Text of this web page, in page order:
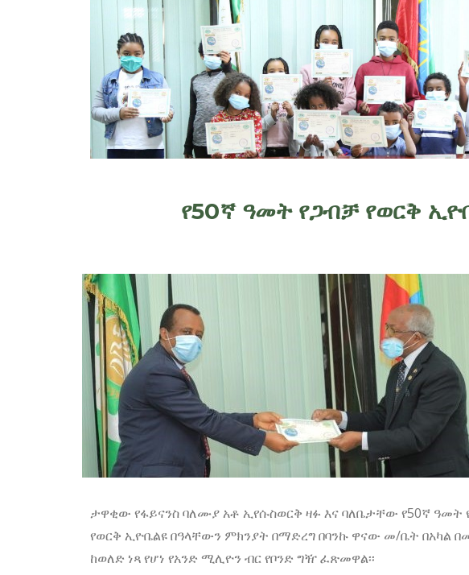
የ50ኛ ዓመት የጋብቻ የወርቅ
ታዋቂው የፋይናንስ ባለሙያ አቶ ኢየሱስወርቅ ዛፉ እና ባለቤታቸው የ50ኛ ዓመት
የወርቅ ኢዮቤልዩ በዓላቸውን ምክንያት በማድረግ በባንኩ ዋናው መ/ቤት በአካል
ከወለድ ነጻ የሆነ የአንድ ሚሊዮን ብር የቦንድ ግዥ ፈጽመዋል፡፡